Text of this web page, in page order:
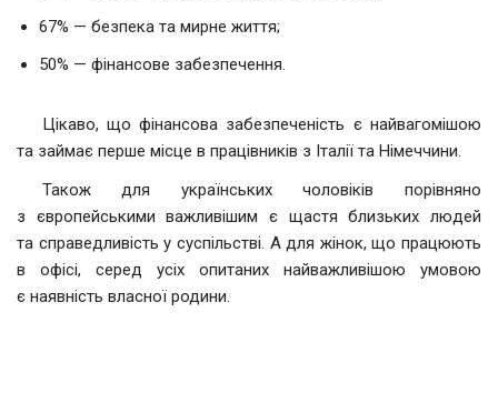
67% — безпека та мирне життя;
50% — фінансове забезпечення.
Цікаво, що фінансова забезпеченість є найвагомішою
та займає перше місце в працівників з Італії та Німеччини.
Також для українських чоловіків порівняно
з європейськими важливішим є щастя близьких людей
та справедливість у суспільстві. А для жінок, що працюють
в офісі, серед усіх опитаних найважливішою умовою
є наявність власної родини.